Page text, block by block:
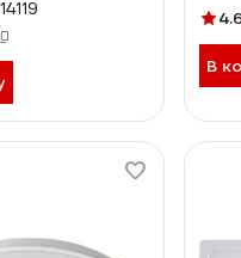
SL-
В